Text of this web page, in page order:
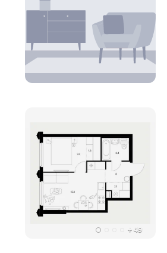
+ 49